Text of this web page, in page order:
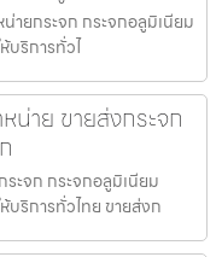
ายกระจก กระจกอลูมิเนียม
บริการทั่วไ
น่าย ขายส่งกระจก
ระจก กระจกอลูมิเนียม
บริการทั่วไทย ขายส่งก